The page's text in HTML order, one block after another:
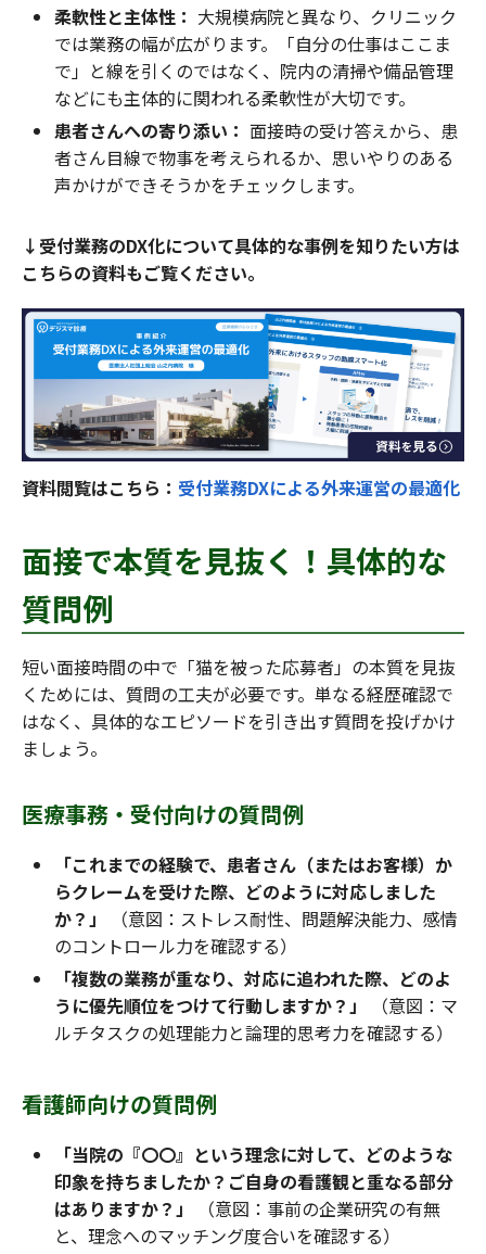
柔軟性と主体性： 大規模病院と異なり、クリニック
では業務の幅が広がります。「自分の仕事はここま
で」と線を引くのではなく、院内の清掃や備品管理
などにも主体的に関われる柔軟性が大切です。
患者さんへの寄り添い： 面接時の受け答えから、患
者さん目線で物事を考えられるか、思いやりのある
声かけができそうかをチェックします。
↓受付業務のDX化について具体的な事例を知りたい方は
こちらの資料もご覧ください。
資料閲覧はこちら： 受付業務DXによる外来運営の最適化
面接で本質を見抜く！具体的な
質問例
短い面接時間の中で「猫を被った応募者」の本質を見抜
くためには、質問の工夫が必要です。単なる経歴確認で
はなく、具体的なエピソードを引き出す質問を投げかけ
ましょう。
医療事務・受付向けの質問例
「これまでの経験で、患者さん（またはお客様）か
らクレームを受けた際、どのように対応しました
か？」
（意図：ストレス耐性、問題解決能力、感情
のコントロール力を確認する）
「複数の業務が重なり、対応に追われた際、どのよ
うに優先順位をつけて行動しますか？」
（意図：マ
ルチタスクの処理能力と論理的思考力を確認する）
看護師向けの質問例
「当院の『〇〇』という理念に対して、どのような
印象を持ちましたか？ご自身の看護観と重なる部分
はありますか？」
（意図：事前の企業研究の有無
と、理念へのマッチング度合いを確認する）